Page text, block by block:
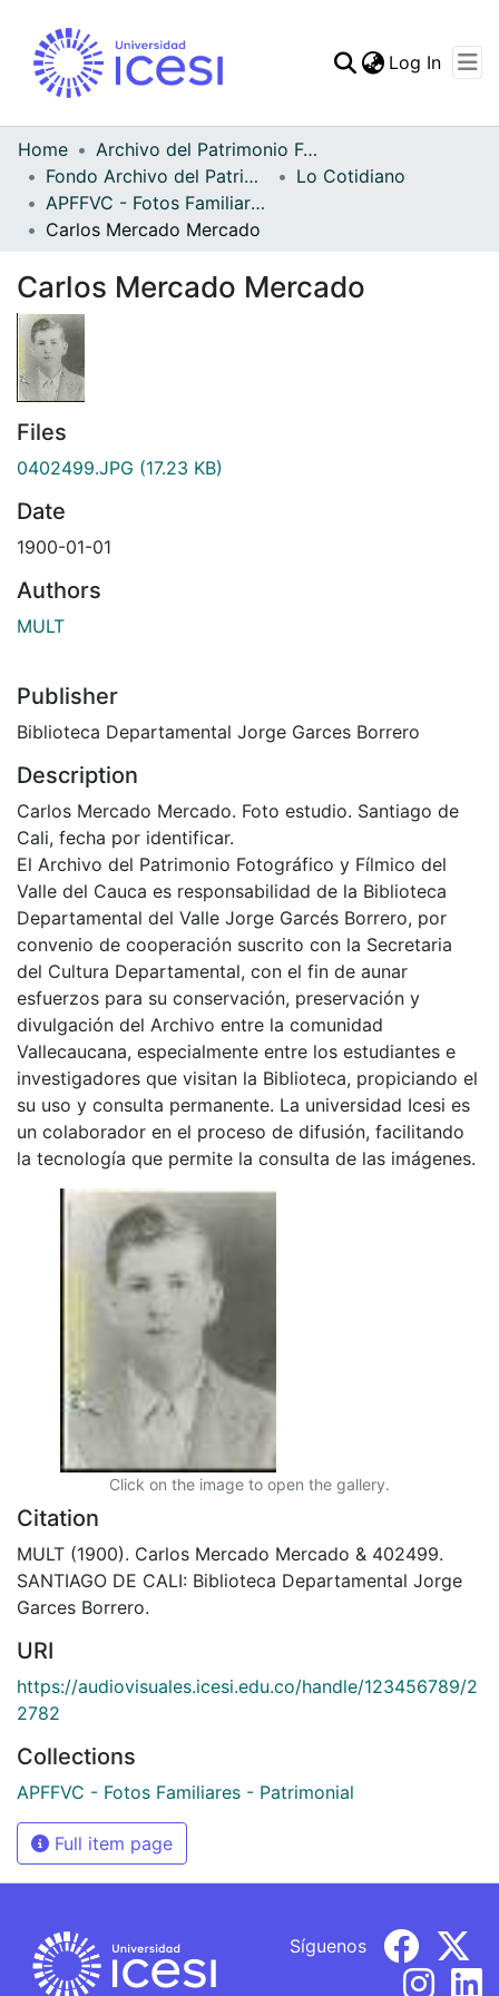
Statistics
Log In
Home
Archivo del Patrimonio Fotográfico y Fílmico del Valle del Cauca
Fondo Archivo del Patrimonio Fotográfico y Fílmico del Valle del Cauca
Lo Cotidiano
APFFVC - Fotos Familiares - Patrimonial
Carlos Mercado Mercado
Carlos Mercado Mercado
Files
0402499.JPG (17.23 KB)
Date
1900-01-01
Authors
MULT
Publisher
Biblioteca Departamental Jorge Garces Borrero
Description
Carlos Mercado Mercado. Foto estudio. Santiago de
Cali, fecha por identificar.
El Archivo del Patrimonio Fotográfico y Fílmico del
Valle del Cauca es responsabilidad de la Biblioteca
Departamental del Valle Jorge Garcés Borrero, por
convenio de cooperación suscrito con la Secretaria
del Cultura Departamental, con el fin de aunar
esfuerzos para su conservación, preservación y
divulgación del Archivo entre la comunidad
Vallecaucana, especialmente entre los estudiantes e
investigadores que visitan la Biblioteca, propiciando el
su uso y consulta permanente. La universidad Icesi es
un colaborador en el proceso de difusión, facilitando
la tecnología que permite la consulta de las imágenes.
Click on the image to open the gallery.
Citation
MULT (1900). Carlos Mercado Mercado & 402499.
SANTIAGO DE CALI: Biblioteca Departamental Jorge
Garces Borrero.
URI
https://audiovisuales.icesi.edu.co/handle/123456789/2
2782
Collections
APFFVC - Fotos Familiares - Patrimonial
Full item page
Síguenos